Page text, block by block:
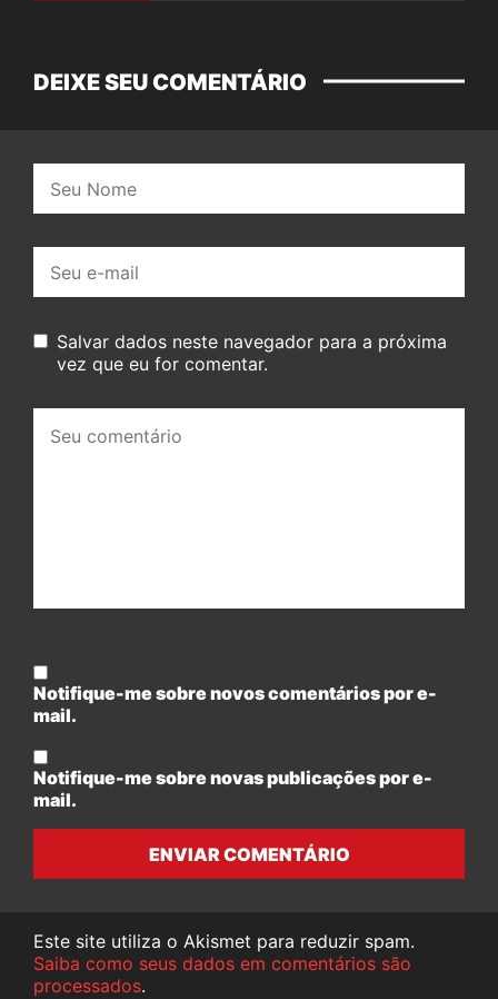
DEIXE SEU COMENTÁRIO
mail:
Salvar dados neste navegador para a próxima
vez que eu for comentar.
comentário:
Notifique-me sobre novos comentários por e-
mail.
Notifique-me sobre novas publicações por e-
mail.
ENVIAR COMENTÁRIO
Este site utiliza o Akismet para reduzir spam.
Saiba como seus dados em comentários são
processados.